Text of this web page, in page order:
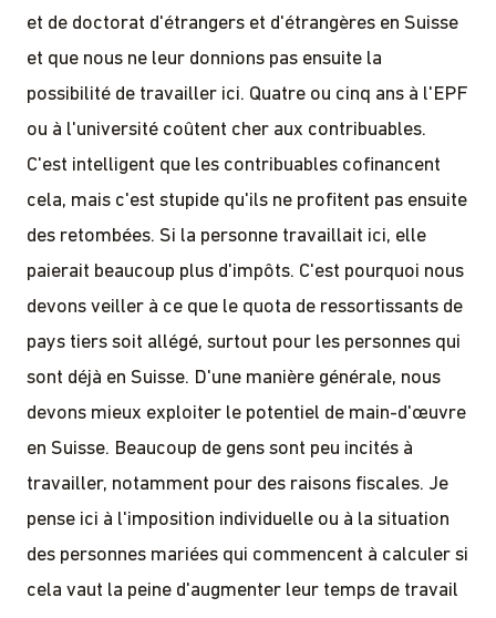
et de doctorat d'étrangers et d'étrangères en Suisse
et que nous ne leur donnions pas ensuite la
possibilité de travailler ici. Quatre ou cinq ans à l'EPF
ou à l'université coûtent cher aux contribuables.
C'est intelligent que les contribuables cofinancent
cela, mais c'est stupide qu'ils ne profitent pas ensuite
des retombées. Si la personne travaillait ici, elle
paierait beaucoup plus d'impôts. C'est pourquoi nous
devons veiller à ce que le quota de ressortissants de
pays tiers soit allégé, surtout pour les personnes qui
sont déjà en Suisse. D'une manière générale, nous
devons mieux exploiter le potentiel de main-d'œuvre
en Suisse. Beaucoup de gens sont peu incités à
travailler, notamment pour des raisons fiscales. Je
pense ici à l'imposition individuelle ou à la situation
des personnes mariées qui commencent à calculer si
cela vaut la peine d'augmenter leur temps de travail